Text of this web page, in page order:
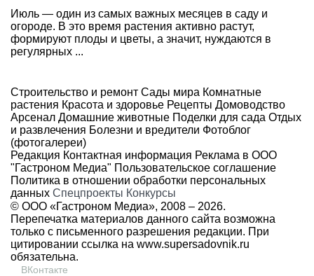
Июль — один из самых важных месяцев в саду и
огороде. В это время растения активно растут,
формируют плоды и цветы, а значит, нуждаются в
регулярных ...
Строительство и ремонт Сады мира Комнатные
растения Красота и здоровье Рецепты Домоводство
Арсенал Домашние животные Поделки для сада Отдых
и развлечения Болезни и вредители Фотоблог
(фотогалереи)
Редакция Контактная информация Реклама в ООО
"Гастроном Медиа" Пользовательское соглашение
Политика в отношении обработки персональных
данных Спецпроекты Конкурсы
© ООО «Гастроном Медиа», 2008 – 2026.
Перепечатка материалов данного сайта возможна
только с письменного разрешения редакции. При
цитировании ссылка на www.supersadovnik.ru
обязательна.
ВКонтакте